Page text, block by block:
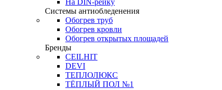
На DIN-рейку
Системы антиобледенения
Обогрев труб
Обогрев кровли
Обогрев открытых площадей
Бренды
CEILHIT
DEVI
ТЕПЛОЛЮКС
ТЁПЛЫЙ ПОЛ №1